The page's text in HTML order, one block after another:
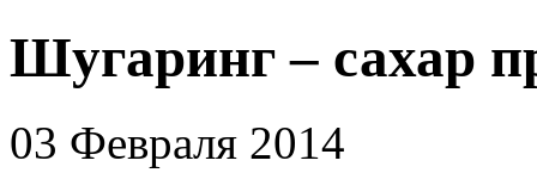
Шугаринг – сахар
03 Февраля 2014